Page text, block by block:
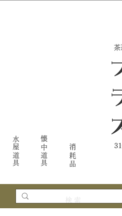
茶
水屋道具 懐中道具 消耗品